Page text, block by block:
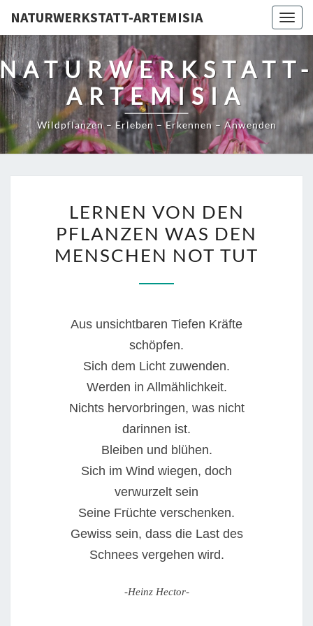
NATURWERKSTATT-ARTEMISIA
ARTEMISIA
Wildpflanzen – Erleben – Erkennen – Anwenden
VON
DEN
PFLANZEN
NOT
TUT
LERNEN VON DEN
PFLANZEN WAS DEN
MENSCHEN NOT TUT
Aus unsichtbaren Tiefen Kräfte
schöpfen.
Sich dem Licht zuwenden.
Werden in Allmählichkeit.
Nichts hervorbringen, was nicht
darinnen ist.
Bleiben und blühen.
Sich im Wind wiegen, doch
verwurzelt sein
Seine Früchte verschenken.
Gewiss sein, dass die Last des
Schnees vergehen wird.
-Heinz Hector-